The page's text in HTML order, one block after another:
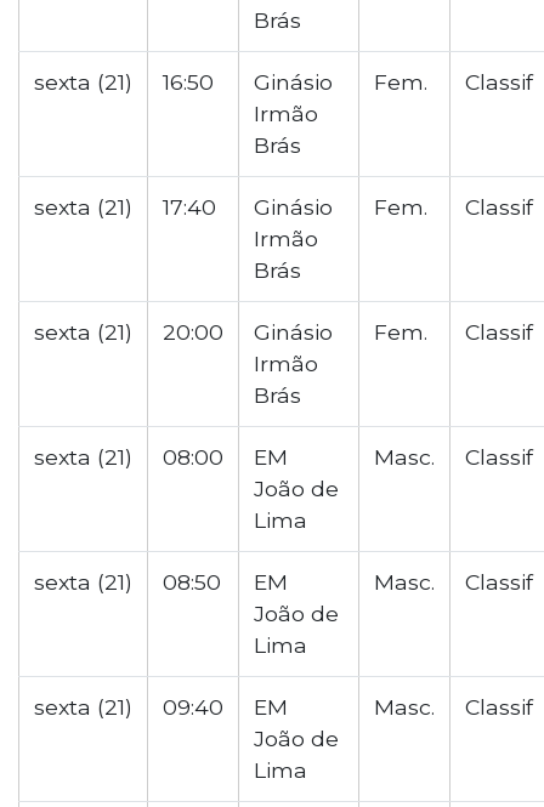
Brás
sexta (21) 16:50
Ginásio
Irmão
Brás
Fem. Classif
sexta (21) 17:40
Ginásio
Irmão
Brás
Fem. Classif
sexta (21) 20:00
Ginásio
Irmão
Brás
Fem. Classif
sexta (21) 08:00
EM
João de
Lima
Masc. Classif
sexta (21) 08:50
EM
João de
Lima
Masc. Classif
sexta (21) 09:40
EM
João de
Lima
Masc. Classif